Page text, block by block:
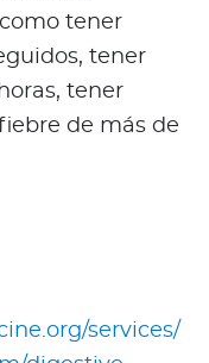
tener
tener
tener
de más de
services/